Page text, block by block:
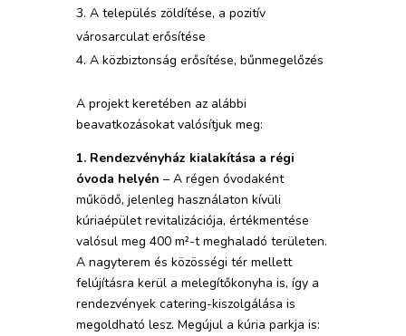
A település zöldítése, a pozitív
városarculat erősítése
A közbiztonság erősítése, bűnmegelőzés
A projekt keretében az alábbi
beavatkozásokat valósítjuk meg:
1. Rendezvényház kialakítása a régi
óvoda helyén – A régen óvodaként
működő, jelenleg használaton kívüli
kúriaépület revitalizációja, értékmentése
valósul meg 400 m²-t meghaladó területen.
A nagyterem és közösségi tér mellett
felújításra kerül a melegítőkonyha is, így a
rendezvények catering-kiszolgálása is
megoldható lesz. Megújul a kúria parkja is: